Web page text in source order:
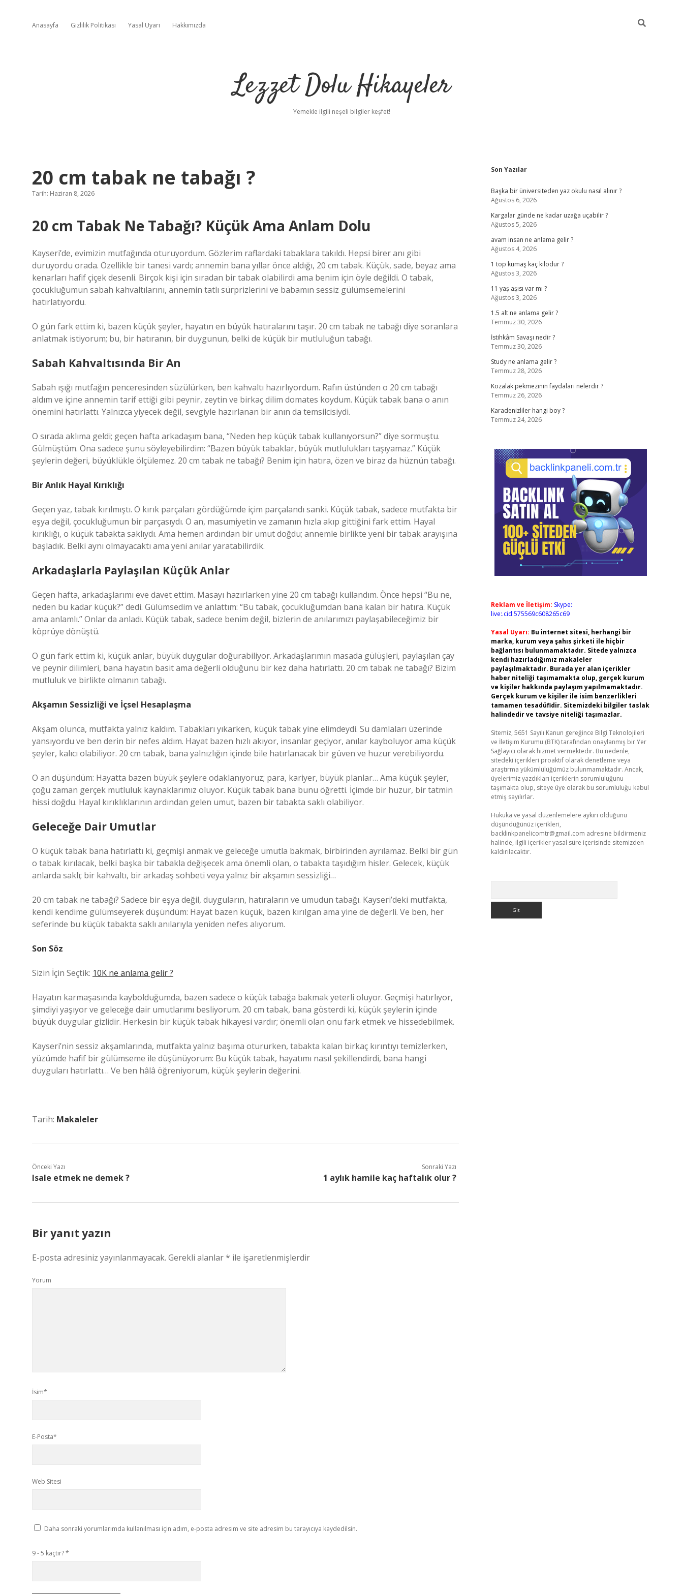
Anasayfa Gizlilik Politikası Yasal Uyarı Hakkımızda
Lezzet Dolu Hikayeler
Yemekle ilgili neşeli bilgiler keşfet!
20 cm tabak ne tabağı ?
Tarih: Haziran 8, 2026
20 cm Tabak Ne Tabağı? Küçük Ama Anlam Dolu
Kayseri’de, evimizin mutfağında oturuyordum. Gözlerim raflardaki tabaklara takıldı. Hepsi birer anı gibi
duruyordu orada. Özellikle bir tanesi vardı; annemin bana yıllar önce aldığı, 20 cm tabak. Küçük, sade, beyaz ama
kenarları hafif çiçek desenli. Birçok kişi için sıradan bir tabak olabilirdi ama benim için öyle değildi. O tabak,
çocukluğumun sabah kahvaltılarını, annemin tatlı sürprizlerini ve babamın sessiz gülümsemelerini
hatırlatıyordu.
O gün fark ettim ki, bazen küçük şeyler, hayatın en büyük hatıralarını taşır. 20 cm tabak ne tabağı diye soranlara
anlatmak istiyorum; bu, bir hatıranın, bir duygunun, belki de küçük bir mutluluğun tabağı.
Sabah Kahvaltısında Bir An
Sabah ışığı mutfağın penceresinden süzülürken, ben kahvaltı hazırlıyordum. Rafın üstünden o 20 cm tabağı
aldım ve içine annemin tarif ettiği gibi peynir, zeytin ve birkaç dilim domates koydum. Küçük tabak bana o anın
önemini hatırlattı. Yalnızca yiyecek değil, sevgiyle hazırlanan bir anın da temsilcisiydi.
O sırada aklıma geldi; geçen hafta arkadaşım bana, “Neden hep küçük tabak kullanıyorsun?” diye sormuştu.
Gülmüştüm. Ona sadece şunu söyleyebilirdim: “Bazen büyük tabaklar, büyük mutlulukları taşıyamaz.” Küçük
şeylerin değeri, büyüklükle ölçülemez. 20 cm tabak ne tabağı? Benim için hatıra, özen ve biraz da hüznün tabağı.
Bir Anlık Hayal Kırıklığı
Geçen yaz, tabak kırılmıştı. O kırık parçaları gördüğümde içim parçalandı sanki. Küçük tabak, sadece mutfakta bir
eşya değil, çocukluğumun bir parçasıydı. O an, masumiyetin ve zamanın hızla akıp gittiğini fark ettim. Hayal
kırıklığı, o küçük tabakta saklıydı. Ama hemen ardından bir umut doğdu; annemle birlikte yeni bir tabak arayışına
başladık. Belki aynı olmayacaktı ama yeni anılar yaratabilirdik.
Arkadaşlarla Paylaşılan Küçük Anlar
Geçen hafta, arkadaşlarımı eve davet ettim. Masayı hazırlarken yine 20 cm tabağı kullandım. Önce hepsi “Bu ne,
neden bu kadar küçük?” dedi. Gülümsedim ve anlattım: “Bu tabak, çocukluğumdan bana kalan bir hatıra. Küçük
ama anlamlı.” Onlar da anladı. Küçük tabak, sadece benim değil, bizlerin de anılarımızı paylaşabileceğimiz bir
köprüye dönüştü.
O gün fark ettim ki, küçük anlar, büyük duygular doğurabiliyor. Arkadaşlarımın masada gülüşleri, paylaşılan çay
ve peynir dilimleri, bana hayatın basit ama değerli olduğunu bir kez daha hatırlattı. 20 cm tabak ne tabağı? Bizim
mutluluk ve birlikte olmanın tabağı.
Akşamın Sessizliği ve İçsel Hesaplaşma
Akşam olunca, mutfakta yalnız kaldım. Tabakları yıkarken, küçük tabak yine elimdeydi. Su damlaları üzerinde
yansıyordu ve ben derin bir nefes aldım. Hayat bazen hızlı akıyor, insanlar geçiyor, anılar kayboluyor ama küçük
şeyler, kalıcı olabiliyor. 20 cm tabak, bana yalnızlığın içinde bile hatırlanacak bir güven ve huzur verebiliyordu.
O an düşündüm: Hayatta bazen büyük şeylere odaklanıyoruz; para, kariyer, büyük planlar… Ama küçük şeyler,
çoğu zaman gerçek mutluluk kaynaklarımız oluyor. Küçük tabak bana bunu öğretti. İçimde bir huzur, bir tatmin
hissi doğdu. Hayal kırıklıklarının ardından gelen umut, bazen bir tabakta saklı olabiliyor.
Geleceğe Dair Umutlar
O küçük tabak bana hatırlattı ki, geçmişi anmak ve geleceğe umutla bakmak, birbirinden ayrılamaz. Belki bir gün
o tabak kırılacak, belki başka bir tabakla değişecek ama önemli olan, o tabakta taşıdığım hisler. Gelecek, küçük
anlarda saklı; bir kahvaltı, bir arkadaş sohbeti veya yalnız bir akşamın sessizliği…
20 cm tabak ne tabağı? Sadece bir eşya değil, duyguların, hatıraların ve umudun tabağı. Kayseri’deki mutfakta,
kendi kendime gülümseyerek düşündüm: Hayat bazen küçük, bazen kırılgan ama yine de değerli. Ve ben, her
seferinde bu küçük tabakta saklı anılarıyla yeniden nefes alıyorum.
Son Söz
Sizin İçin Seçtik: 10K ne anlama gelir ?
Hayatın karmaşasında kaybolduğumda, bazen sadece o küçük tabağa bakmak yeterli oluyor. Geçmişi hatırlıyor,
şimdiyi yaşıyor ve geleceğe dair umutlarımı besliyorum. 20 cm tabak, bana gösterdi ki, küçük şeylerin içinde
büyük duygular gizlidir. Herkesin bir küçük tabak hikayesi vardır; önemli olan onu fark etmek ve hissedebilmek.
Kayseri’nin sessiz akşamlarında, mutfakta yalnız başıma otururken, tabakta kalan birkaç kırıntıyı temizlerken,
yüzümde hafif bir gülümseme ile düşünüyorum: Bu küçük tabak, hayatımı nasıl şekillendirdi, bana hangi
duyguları hatırlattı… Ve ben hâlâ öğreniyorum, küçük şeylerin değerini.
Tarih: Makaleler
Önceki Yazı
Isale etmek ne demek ?
Sonraki Yazı
1 aylık hamile kaç haftalık olur ?
Bir yanıt yazın
E-posta adresiniz yayınlanmayacak. Gerekli alanlar* ile işaretlenmişlerdir
Yorum
İsim*
E-Posta*
Web Sitesi
Daha sonraki yorumlarımda kullanılması için adım, e-posta adresim ve site adresim bu tarayıcıya kaydedilsin.
9 - 5 kaçtır?*
Sidebar
Son Yazılar
Başka bir üniversiteden yaz okulu nasıl alınır ?
Ağustos 6, 2026
Kargalar günde ne kadar uzağa uçabilir ?
Ağustos 5, 2026
avam insan ne anlama gelir ?
Ağustos 4, 2026
1 top kumaş kaç kilodur ?
Ağustos 3, 2026
11 yaş aşısı var mı ?
Ağustos 3, 2026
1.5 alt ne anlama gelir ?
Temmuz 30, 2026
İstihkâm Savaşı nedir ?
Temmuz 30, 2026
Study ne anlama gelir ?
Temmuz 28, 2026
Kozalak pekmezinin faydaları nelerdir ?
Temmuz 26, 2026
Karadenizliler hangi boy ?
Temmuz 24, 2026
Reklam ve İletişim: Skype:
live:.cid.575569c608265c69
Yasal Uyarı: Bu internet sitesi, herhangi bir
marka, kurum veya şahıs şirketi ile hiçbir
bağlantısı bulunmamaktadır. Sitede yalnızca
kendi hazırladığımız makaleler
paylaşılmaktadır. Burada yer alan içerikler
haber niteliği taşımamakta olup, gerçek kurum
ve kişiler hakkında paylaşım yapılmamaktadır.
Gerçek kurum ve kişiler ile isim benzerlikleri
tamamen tesadüfidir. Sitemizdeki bilgiler taslak
halindedir ve tavsiye niteliği taşımazlar.
Sitemiz, 5651 Sayılı Kanun gereğince Bilgi Teknolojileri
ve İletişim Kurumu (BTK) tarafından onaylanmış bir Yer
Sağlayıcı olarak hizmet vermektedir. Bu nedenle,
sitedeki içerikleri proaktif olarak denetleme veya
araştırma yükümlülüğümüz bulunmamaktadır. Ancak,
üyelerimiz yazdıkları içeriklerin sorumluluğunu
taşımakta olup, siteye üye olarak bu sorumluluğu kabul
etmiş sayılırlar.
Hukuka ve yasal düzenlemelere aykırı olduğunu
düşündüğünüz içerikleri,
backlinkpanelicomtr@gmail.com adresine bildirmeniz
halinde, ilgili içerikler yasal süre içerisinde sitemizden
kaldırılacaktır.